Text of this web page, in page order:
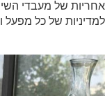
אחריות של מעבדי
למדיניות של כל מפעל